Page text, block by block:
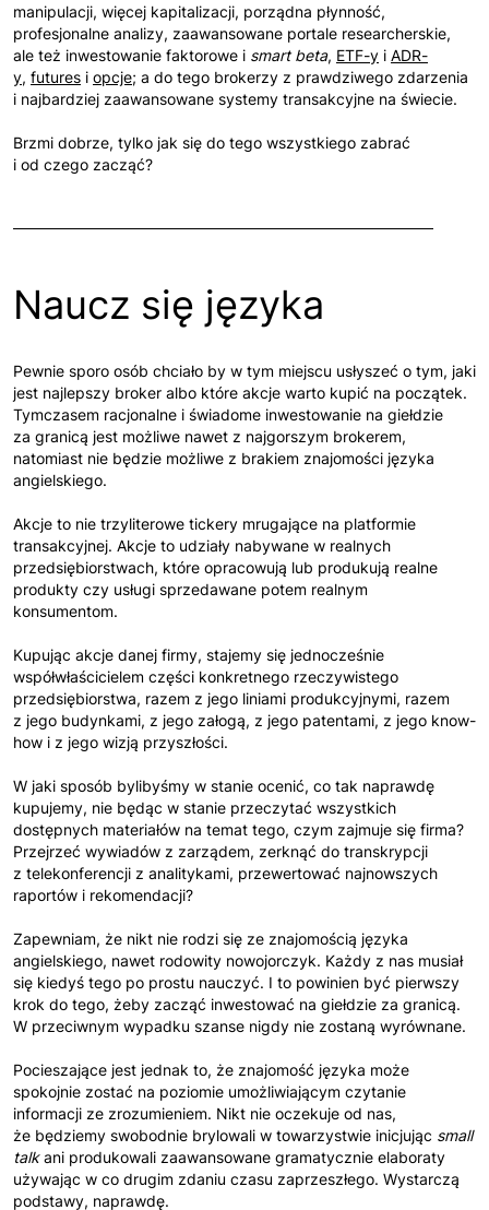
manipulacji, więcej kapitalizacji, porządna płynność,
profesjonalne analizy, zaawansowane portale researcherskie,
ale też inwestowanie faktorowe i smart beta, ETF-y i ADR-
y, futures i opcje; a do tego brokerzy z prawdziwego zdarzenia
i najbardziej zaawansowane systemy transakcyjne na świecie.
Brzmi dobrze, tylko jak się do tego wszystkiego zabrać
i od czego zacząć?
Naucz się języka
Pewnie sporo osób chciało by w tym miejscu usłyszeć o tym, jaki
jest najlepszy broker albo które akcje warto kupić na początek.
Tymczasem racjonalne i świadome inwestowanie na giełdzie
za granicą jest możliwe nawet z najgorszym brokerem,
natomiast nie będzie możliwe z brakiem znajomości języka
angielskiego.
Akcje to nie trzyliterowe tickery mrugające na platformie
transakcyjnej. Akcje to udziały nabywane w realnych
przedsiębiorstwach, które opracowują lub produkują realne
produkty czy usługi sprzedawane potem realnym
konsumentom.
Kupując akcje danej firmy, stajemy się jednocześnie
współwłaścicielem części konkretnego rzeczywistego
przedsiębiorstwa, razem z jego liniami produkcyjnymi, razem
z jego budynkami, z jego załogą, z jego patentami, z jego know-
how i z jego wizją przyszłości.
W jaki sposób bylibyśmy w stanie ocenić, co tak naprawdę
kupujemy, nie będąc w stanie przeczytać wszystkich
dostępnych materiałów na temat tego, czym zajmuje się firma?
Przejrzeć wywiadów z zarządem, zerknąć do transkrypcji
z telekonferencji z analitykami, przewertować najnowszych
raportów i rekomendacji?
Zapewniam, że nikt nie rodzi się ze znajomością języka
angielskiego, nawet rodowity nowojorczyk. Każdy z nas musiał
się kiedyś tego po prostu nauczyć. I to powinien być pierwszy
krok do tego, żeby zacząć inwestować na giełdzie za granicą.
W przeciwnym wypadku szanse nigdy nie zostaną wyrównane.
Pocieszające jest jednak to, że znajomość języka może
spokojnie zostać na poziomie umożliwiającym czytanie
informacji ze zrozumieniem. Nikt nie oczekuje od nas,
że będziemy swobodnie brylowali w towarzystwie inicjując small
talkani produkowali zaawansowane gramatycznie elaboraty
używając w co drugim zdaniu czasu zaprzeszłego. Wystarczą
podstawy, naprawdę.